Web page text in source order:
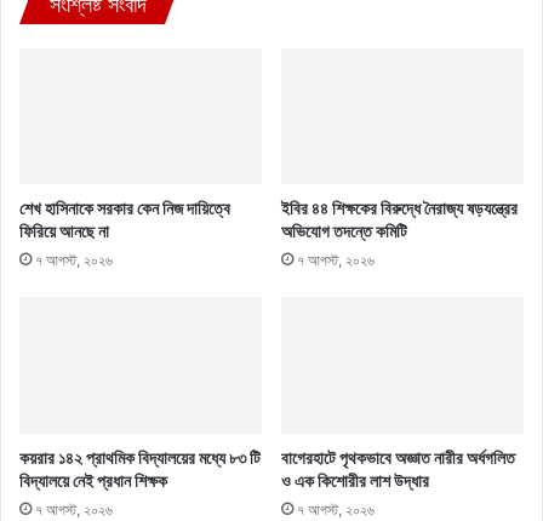
শেখ হাসিনাকে সরকার কেন নিজ দায়িত্বে
ফিরিয়ে আনছে না
৭ আগস্ট, ২০২৬
ইবির ৪৪ শিক্ষকের বিরুদ্ধে নৈরাজ্য ষড়যন্ত্রের
অভিযোগ তদন্তে কমিটি
৭ আগস্ট, ২০২৬
কয়রার ১৪২ প্রাথমিক বিদ্যালয়ের মধ্যে ৮৩ টি
বিদ্যালয়ে নেই প্রধান শিক্ষক
৭ আগস্ট, ২০২৬
বাগেরহাটে পৃথকভাবে অজ্ঞাত নারীর অর্ধগলিত
ও এক কিশোরীর লাশ উদ্ধার
৭ আগস্ট, ২০২৬